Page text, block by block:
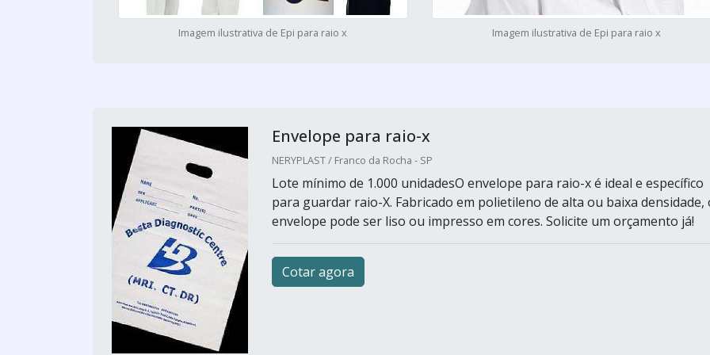
Imagem ilustrativa de Epi para raio x Imagem ilustrativa de Epi para raio x
Envelope para raio-x
NERYPLAST / Franco da Rocha - SP
Lote mínimo de 1.000 unidadesO envelope para raio-x é ideal e específico
para guardar raio-X. Fabricado em polietileno de alta ou baixa densidade,
envelope pode ser liso ou impresso em cores. Solicite um orçamento já!
Cotar agora